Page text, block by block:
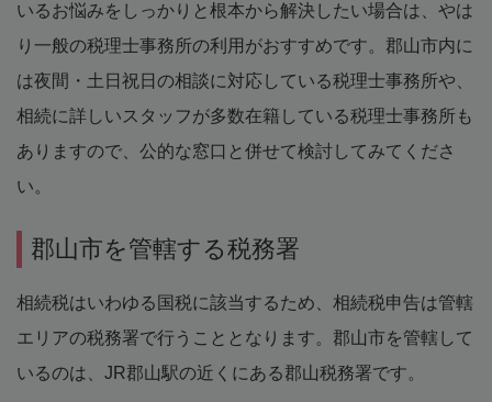
いるお悩みをしっかりと根本から解決したい場合は、やは
り一般の税理士事務所の利用がおすすめです。郡山市内に
は夜間・土日祝日の相談に対応している税理士事務所や、
相続に詳しいスタッフが多数在籍している税理士事務所も
ありますので、公的な窓口と併せて検討してみてくださ
い。
郡山市を管轄する税務署
相続税はいわゆる国税に該当するため、相続税申告は管轄
エリアの税務署で行うこととなります。郡山市を管轄して
いるのは、JR郡山駅の近くにある郡山税務署です。